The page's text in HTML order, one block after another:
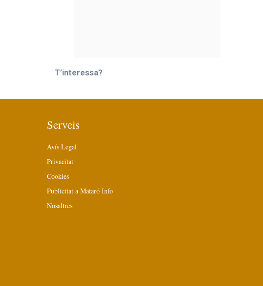
T’interessa?
Serveis
Avís Legal
Privacitat
Cookies
Publicitat a Mataró Info
Nosaltres